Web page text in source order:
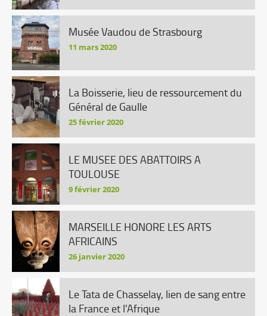
Musée Vaudou de Strasbourg
11 mars 2020
La Boisserie, lieu de ressourcement du
Général de Gaulle
25 février 2020
LE MUSEE DES ABATTOIRS A
TOULOUSE
9 février 2020
MARSEILLE HONORE LES ARTS
AFRICAINS
26 janvier 2020
Le Tata de Chasselay, lien de sang entre
la France et l'Afrique